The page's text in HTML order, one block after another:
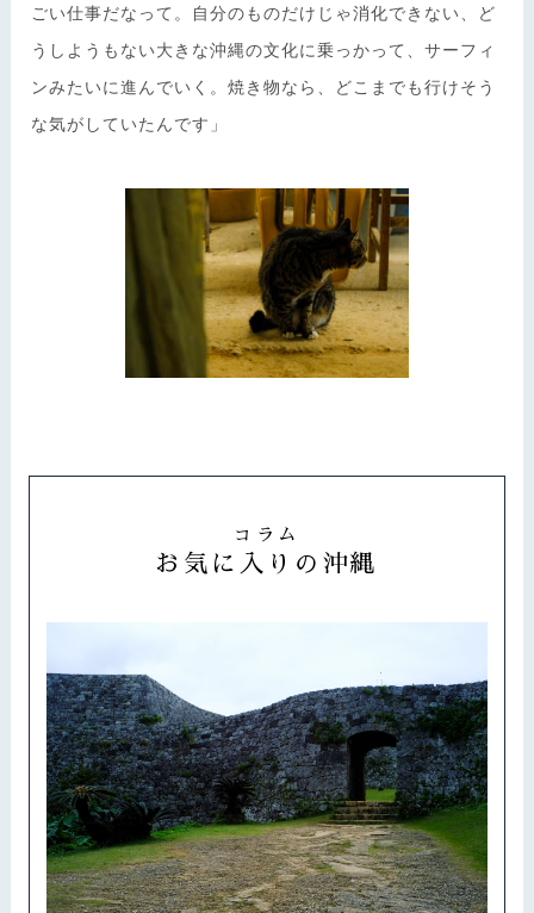
ごい仕事だなって。自分のものだけじゃ消化できない、ど
うしようもない大きな沖縄の文化に乗っかって、サーフィ
ンみたいに進んでいく。焼き物なら、どこまでも行けそう
な気がしていたんです」
コラム
お気に入りの沖縄